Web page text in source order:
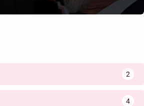
2
4